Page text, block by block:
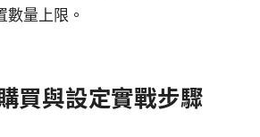
數量上限。
買與設定實戰步驟